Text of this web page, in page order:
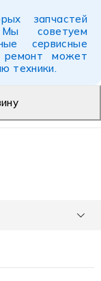
запчастей
советуем
сервисные
ремонт может
техники.